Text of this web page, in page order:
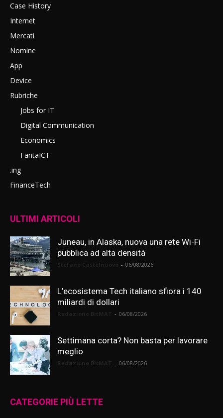
Case History
Internet
Mercati
Nomine
App
Device
Rubriche
Jobs for IT
Digital Communication
Economics
FantaICT
.ing
FinanceTech
ULTIMI ARTICOLI
Juneau, in Alaska, nuova una rete Wi-Fi
pubblica ad alta densità
- 06/08/2026
L’ecosistema Tech italiano sfiora i 140
miliardi di dollari
- 06/08/2026
Settimana corta? Non basta per lavorare
meglio
- 06/08/2026
CATEGORIE PIÙ LETTE